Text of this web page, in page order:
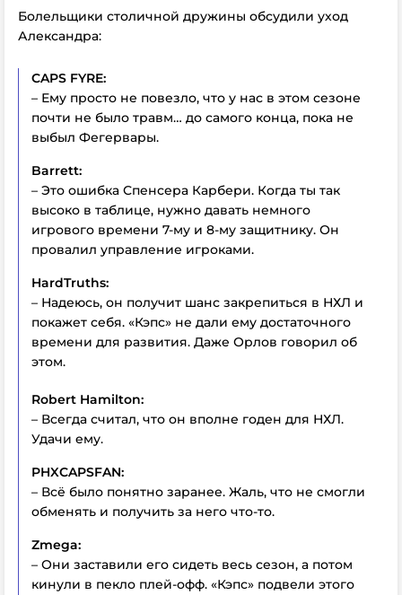
Болельщики столичной дружины обсудили уход
Александра:
CAPS FYRE:
– Ему просто не повезло, что у нас в этом сезоне
почти не было травм… до самого конца, пока не
выбыл Фегервары.
Barrett:
– Это ошибка Спенсера Карбери. Когда ты так
высоко в таблице, нужно давать немного
игрового времени 7-му и 8-му защитнику. Он
провалил управление игроками.
HardTruths:
– Надеюсь, он получит шанс закрепиться в НХЛ и
покажет себя. «Кэпс» не дали ему достаточного
времени для развития. Даже Орлов говорил об
этом.
Robert Hamilton:
– Всегда считал, что он вполне годен для НХЛ.
Удачи ему.
PHXCAPSFAN:
– Всё было понятно заранее. Жаль, что не смогли
обменять и получить за него что-то.
Zmega:
– Они заставили его сидеть весь сезон, а потом
кинули в пекло плей-офф. «Кэпс» подвели этого